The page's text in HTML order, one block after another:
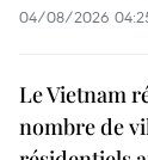
04/08/2026
Le Vietnam
nombre de